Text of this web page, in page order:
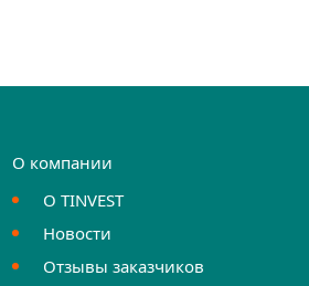
О компании
О TINVEST
Новости
Отзывы заказчиков